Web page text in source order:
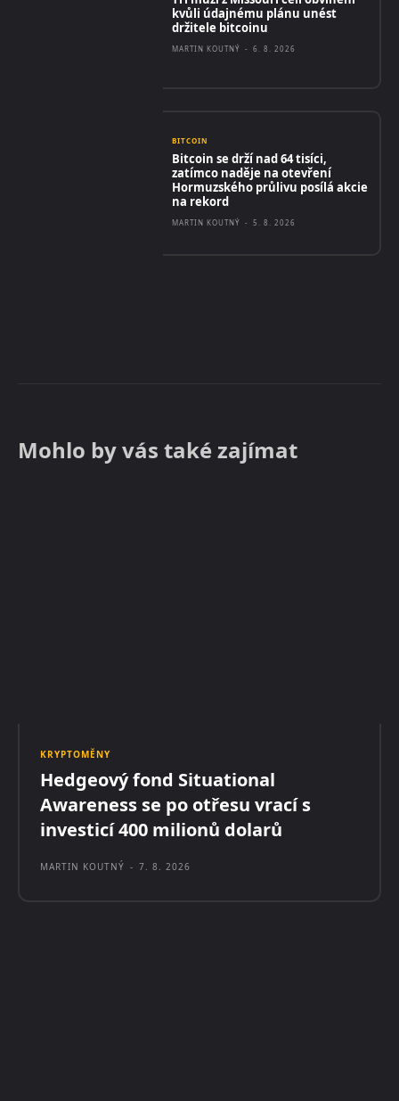
kvůli údajnému plánu unést
držitele bitcoinu
MARTIN KOUTNÝ - 6. 8. 2026
BITCOIN
Bitcoin se drží nad 64 tisíci,
zatímco naděje na otevření
Hormuzského průlivu posílá akcie
na rekord
MARTIN KOUTNÝ - 5. 8. 2026
Mohlo by vás také zajímat
KRYPTOMĚNY
Hedgeový fond Situational
Awareness se po otřesu vrací s
investicí 400 milionů dolarů
MARTIN KOUTNÝ - 7. 8. 2026